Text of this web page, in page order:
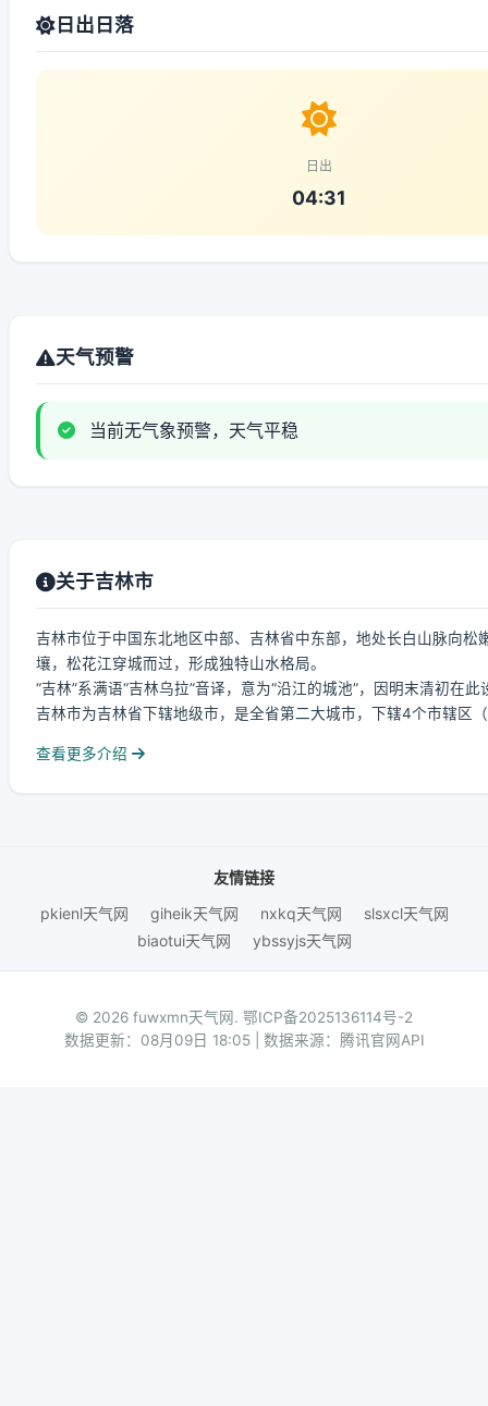
日出日落
日出
04:31
天气预警
当前无气象预警，天气平稳
关于吉林市
吉林市位于中国东北地区中部、吉林省中东部，地处长白山脉向
壤，松花江穿城而过，形成独特山水格局。
“吉林”系满语“吉林乌拉”音译，意为“沿江的城池”，因明末清初
吉林市为吉林省下辖地级市，是全省第二大城市，下辖4个市辖区
查看更多介绍
友情链接
pkienl天气网
giheik天气网 nxkq天气网
slsxcl天气网
biaotui天气网
ybssyjs天气网
© 2026 fuwxmn天气网. 鄂ICP备2025136114号-2
数据更新：08月09日 18:05 | 数据来源：腾讯官网API